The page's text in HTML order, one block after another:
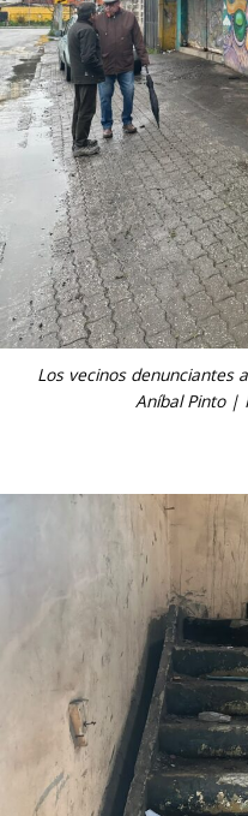
Los vecinos denunciantes
Aníbal Pinto |